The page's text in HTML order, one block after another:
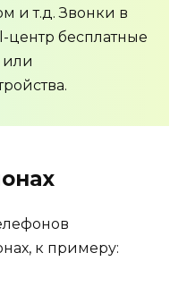
и т.д. Звонки в
центр бесплатные
или
к примеру: